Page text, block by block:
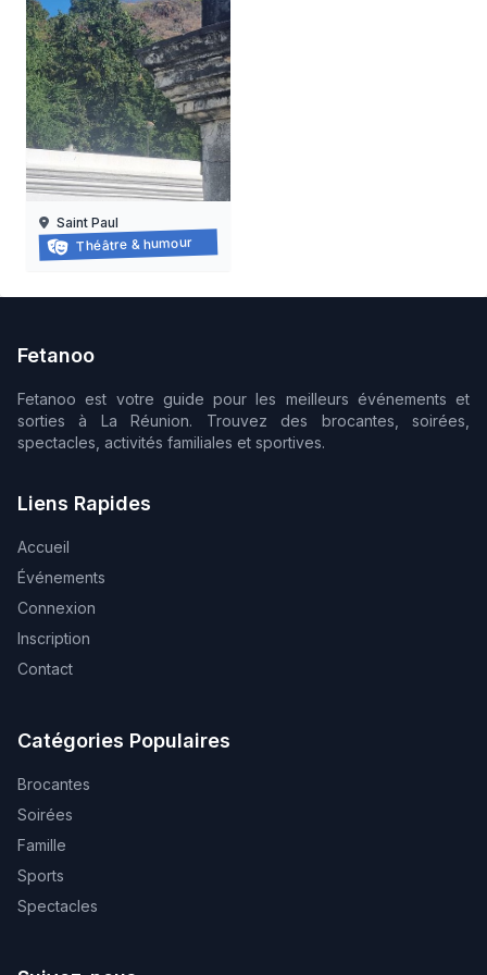
Balade-spectacle à saint-paul
21/03/2026 au
Saint Paul
Théâtre & humour
Fetanoo
Fetanoo est votre guide pour les meilleurs événements et
sorties à La Réunion. Trouvez des brocantes, soirées,
spectacles, activités familiales et sportives.
Liens Rapides
Accueil
Événements
Connexion
Inscription
Contact
Catégories Populaires
Brocantes
Soirées
Famille
Sports
Spectacles